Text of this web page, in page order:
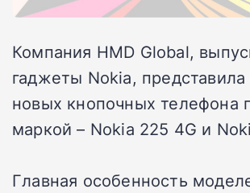
Компания HMD Global,
гаджеты Nokia, представила
новых кнопочных телефона
маркой – Nokia 225 4G и
Главная особенность